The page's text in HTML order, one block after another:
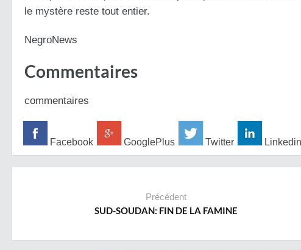
le mystère reste tout entier.
NegroNews
Commentaires
commentaires
Facebook GooglePlus Twitter Linkedin
Précédent
SUD-SOUDAN: FIN DE LA FAMINE